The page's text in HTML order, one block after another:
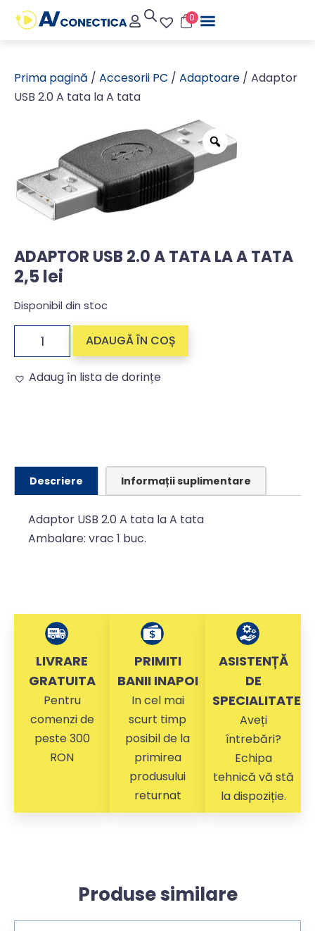
0
Prima pagină / Accesorii PC / Adaptoare / Adaptor
USB 2.0 A tata la A tata
ADAPTOR USB 2.0 A TATA LA A TATA
2,5lei
Disponibil din stoc
ADAUGĂ ÎN COȘ
Adaug în lista de dorințe
Descriere Informații suplimentare
Adaptor USB 2.0 A tata la A tata
Ambalare: vrac 1 buc.
LIVRARE
GRATUITA
Pentru
comenzi de
peste 300
RON
PRIMITI
BANII INAPOI
In cel mai
scurt timp
posibil de la
primirea
produsului
returnat
ASISTENȚĂ
DE
SPECIALITATE
Aveți
întrebări?
Echipa
tehnică vă stă
la dispoziție.
Produse similare